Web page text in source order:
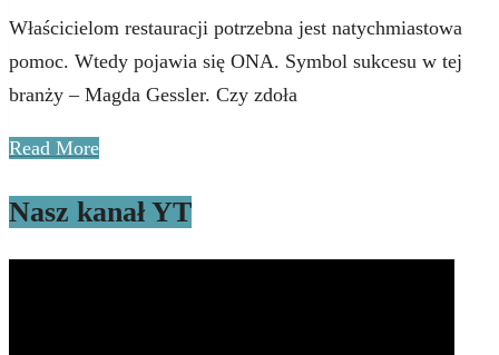
Właścicielom restauracji potrzebna jest natychmiastowa
pomoc. Wtedy pojawia się ONA. Symbol sukcesu w tej
branży – Magda Gessler. Czy zdoła
Read More
Nasz kanał YT